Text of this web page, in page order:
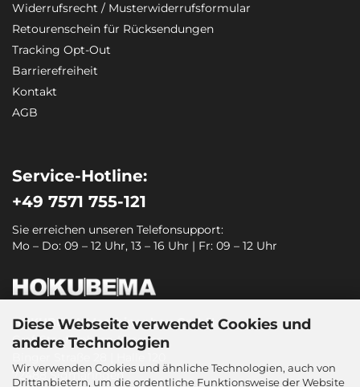
Diese Webseite verwendet Cookies und
andere Technologien
Wir verwenden Cookies und ähnliche Technologien, auch von
Drittanbietern, um die ordentliche Funktionsweise der Website
Widerrufsrecht / Musterwiderrufsformular
Retourenschein für Rücksendungen
Tracking Opt-Out
Barrierefreiheit
Kontakt
AGB
Service-Hotline:
+49 7571 755-121
Sie erreichen unseren Telefonsupport:
Mo – Do: 09 – 12 Uhr, 13 – 16 Uhr | Fr: 09 – 12 Uhr
HOKUBEMA Maschinenbau GmbH
Graf-Stauffenberg-Kaserne
72488 Sigmaringen